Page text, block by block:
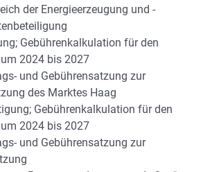
der Energieerzeugung und -
Gebührenkalkulation für den
2024 bis 2027
und Gebührensatzung zur
des Marktes Haag
Gebührenkalkulation für den
2024 bis 2027
und Gebührensatzung zur